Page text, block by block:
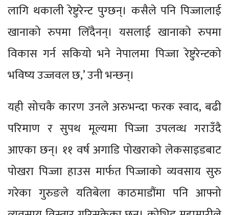
लागि थकाली रेष्टुरेन्ट पुग्छन्। कसैले पनि पिज्जालाई
खानाको रुपमा लिँदैनन्। यसलाई खानाको रुपमा
विकास गर्न सकियो भने नेपालमा पिज्जा रेष्टुरेन्टको
भविष्य उज्जवल छ,’ उनी भन्छन्।
यही सोचकै कारण उनले अरुभन्दा फरक स्वाद, बढी
परिमाण र सुपथ मूल्यमा पिज्जा उपलव्ध गराउँदै
आएका छन्। ११ वर्ष अगाडि पोखराको लेकसाइडबाट
पोखरा पिज्जा हाउस मार्फत पिज्जाको व्यवसाय सुरु
गरेका गुरुङले यतिबेला काठमाडौंमा पनि आफ्नो